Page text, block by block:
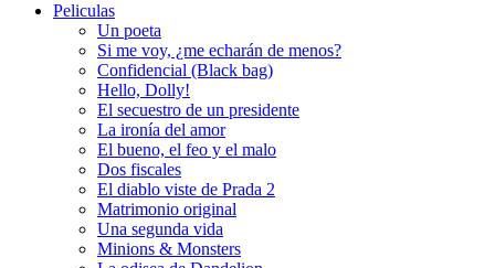
Peliculas
Un poeta
Si me voy, ¿me echarán de menos?
Confidencial (Black bag)
Hello, Dolly!
El secuestro de un presidente
La ironía del amor
El bueno, el feo y el malo
Dos fiscales
El diablo viste de Prada 2
Matrimonio original
Una segunda vida
Minions & Monsters